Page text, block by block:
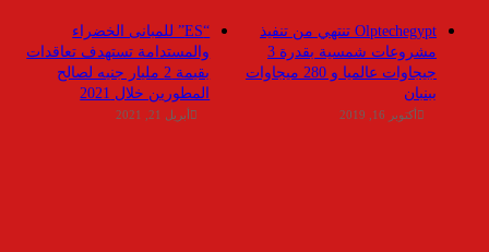
“ES” للمبانى الخضراء
والمستدامة تستهدف تعاقدات
بقيمة 2 مليار جنيه لصالح
المطورين خلال 2021
أبريل 21, 2021
Olptechegypt تنتهي من تنفيذ
مشروعات شمسية بقدرة 3
جيجاوات عالميا و 280 ميجاوات
ببنبان
أكتوبر 16, 2019